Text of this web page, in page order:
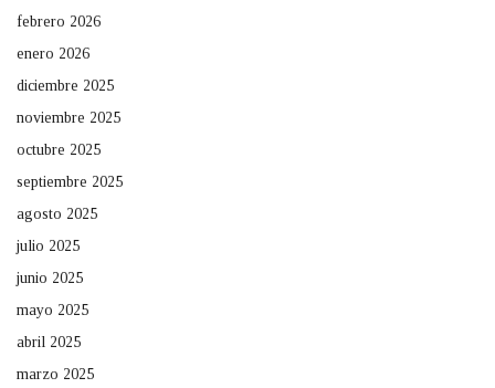
febrero 2026
enero 2026
diciembre 2025
noviembre 2025
octubre 2025
septiembre 2025
agosto 2025
julio 2025
junio 2025
mayo 2025
abril 2025
marzo 2025